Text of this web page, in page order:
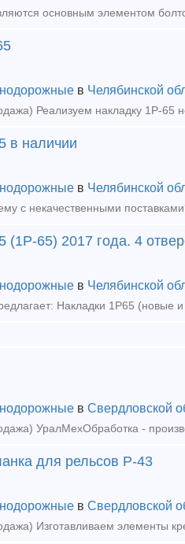
в Челябинской
Реализуем накладку 1Р-65
в наличии
в Челябинской
(1Р-65) 2017 года. 4
в Челябинской
в Свердловской
для рельсов Р-43
в Свердловской